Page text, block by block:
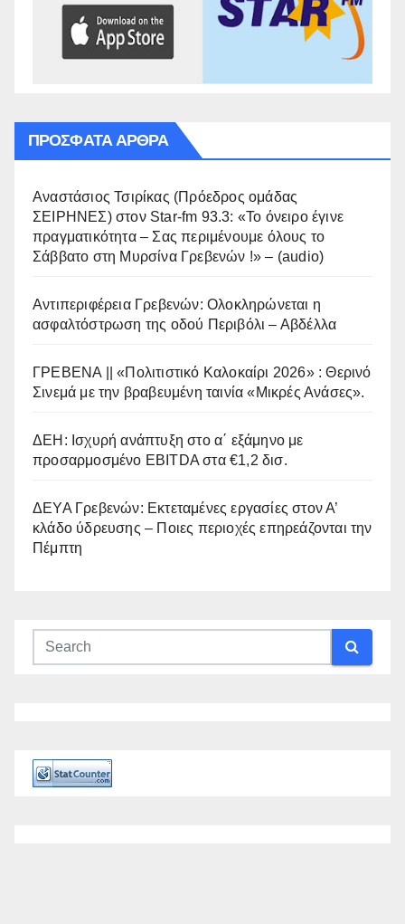
ΠΡΌΣΦΑΤΑ ΆΡΘΡΑ
Αναστάσιος Τσιρίκας (Πρόεδρος ομάδας
ΣΕΙΡΗΝΕΣ) στον Star-fm 93.3: «Το όνειρο έγινε
πραγματικότητα – Σας περιμένουμε όλους το
Σάββατο στη Μυρσίνα Γρεβενών !» – (audio)
Αντιπεριφέρεια Γρεβενών: Ολοκληρώνεται η
ασφαλτόστρωση της οδού Περιβόλι – Αβδέλλα
ΓΡΕΒΕΝΑ || «Πολιτιστικό Καλοκαίρι 2026» : Θερινό
Σινεμά με την βραβευμένη ταινία «Μικρές Ανάσες».
ΔΕΗ: Ισχυρή ανάπτυξη στο α΄ εξάμηνο με
προσαρμοσμένο EBITDA στα €1,2 δισ.
ΔΕΥΑ Γρεβενών: Εκτεταμένες εργασίες στον Α’
κλάδο ύδρευσης – Ποιες περιοχές επηρεάζονται την
Πέμπτη